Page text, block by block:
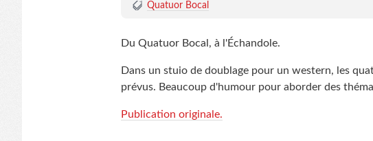
Quatuor Bocal
Du Quatuor Bocal, à l'Échandole.
Dans un stuio de doublage pour un western, les
prévus. Beaucoup d'humour pour aborder des
Publication originale.